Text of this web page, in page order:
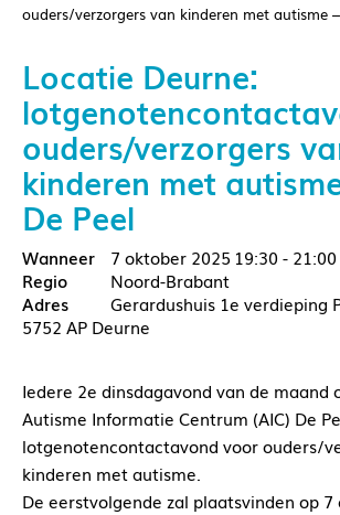
ouders/verzorgers van kinderen met autisme
Locatie Deurne:
ouders/verzorgers
kinderen met
De Peel
7 oktober 2025 19:30 - 21:00
Noord-Brabant
Gerardushuis 1e verdieping
5752 AP Deurne
Iedere 2e dinsdagavond van de maand
Autisme Informatie Centrum (AIC) De
lotgenotencontactavond voor ouders/
kinderen met autisme.
De eerstvolgende zal plaatsvinden op